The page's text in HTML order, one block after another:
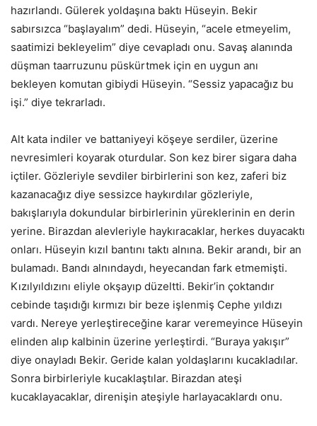
hazırlandı. Gülerek yoldaşına baktı Hüseyin. Bekir
sabırsızca “başlayalım” dedi. Hüseyin, “acele etmeyelim,
saatimizi bekleyelim” diye cevapladı onu. Savaş alanında
düşman taarruzunu püskürtmek için en uygun anı
bekleyen komutan gibiydi Hüseyin. “Sessiz yapacağız bu
işi.” diye tekrarladı.
Alt kata indiler ve battaniyeyi köşeye serdiler, üzerine
nevresimleri koyarak oturdular. Son kez birer sigara daha
içtiler. Gözleriyle sevdiler birbirlerini son kez, zaferi biz
kazanacağız diye sessizce haykırdılar gözleriyle,
bakışlarıyla dokundular birbirlerinin yüreklerinin en derin
yerine. Birazdan alevleriyle haykıracaklar, herkes duyacaktı
onları. Hüseyin kızıl bantını taktı alnına. Bekir arandı, bir an
bulamadı. Bandı alnındaydı, heyecandan fark etmemişti.
Kızılyıldızını eliyle okşayıp düzeltti. Bekir’in çoktandır
cebinde taşıdığı kırmızı bir beze işlenmiş Cephe yıldızı
vardı. Nereye yerleştireceğine karar veremeyince Hüseyin
elinden alıp kalbinin üzerine yerleştirdi. “Buraya yakışır”
diye onayladı Bekir. Geride kalan yoldaşlarını kucakladılar.
Sonra birbirleriyle kucaklaştılar. Birazdan ateşi
kucaklayacaklar, direnişin ateşiyle harlayacaklardı onu.